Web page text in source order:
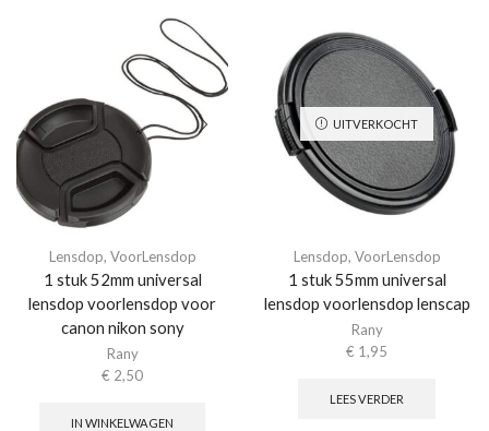
Lensdop, VoorLensdop
1 stuk 52mm universal
lensdop voorlensdop voor
canon nikon sony
Rany
€ 2,50
IN WINKELWAGEN
UITVERKOCHT
Lensdop, VoorLensdop
1 stuk 55mm universal
lensdop voorlensdop lenscap
Rany
€ 1,95
LEES VERDER